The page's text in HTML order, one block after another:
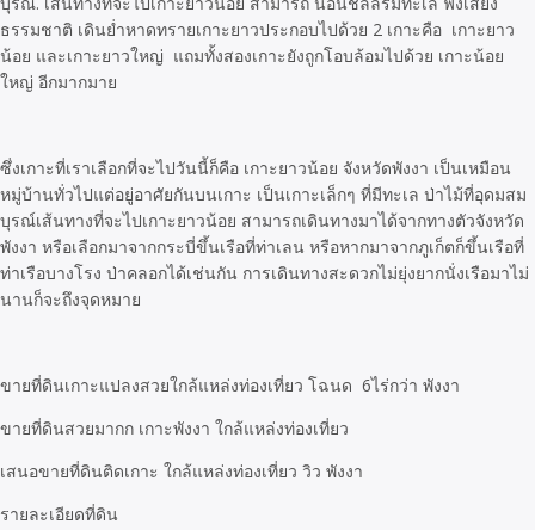
ธรรมชาติ เดินย่ำหาดทรายเกาะยาวประกอบไปด้วย 2 เกาะคือ เกาะยาว
น้อย และเกาะยาวใหญ่ แถมทั้งสองเกาะยังถูกโอบล้อมไปด้วย เกาะน้อย
ใหญ่ อีกมากมาย
ซึ่งเกาะที่เราเลือกที่จะไปวันนี้ก็คือ เกาะยาวน้อย จังหวัดพังงา เป็นเหมือน
หมู่บ้านทั่วไปแต่อยู่อาศัยกันบนเกาะ เป็นเกาะเล็กๆ ที่มีทะเล ป่าไม้ที่อุดมสม
บุรณ์เส้นทางที่จะไปเกาะยาวน้อย สามารถเดินทางมาได้จากทางตัวจังหวัด
พังงา หรือเลือกมาจากกระบี่ขึ้นเรือที่ท่าเลน หรือหากมาจากภูเก็ตก็ขึ้นเรือที่
ท่าเรือบางโรง ป่าคลอกได้เช่นกัน การเดินทางสะดวกไม่ยุ่งยากนั่งเรือมาไม่
นานก็จะถึงจุดหมาย
ขายที่ดินเกาะแปลงสวยใกล้แหล่งท่องเที่ยว โฉนด 6ไร่กว่า พังงา
ขายที่ดินสวยมากก เกาะพังงา ใกล้แหล่งท่องเที่ยว
เสนอขายที่ดินติดเกาะ ใกล้แหล่งท่องเที่ยว วิว พังงา
รายละเอียดที่ดิน